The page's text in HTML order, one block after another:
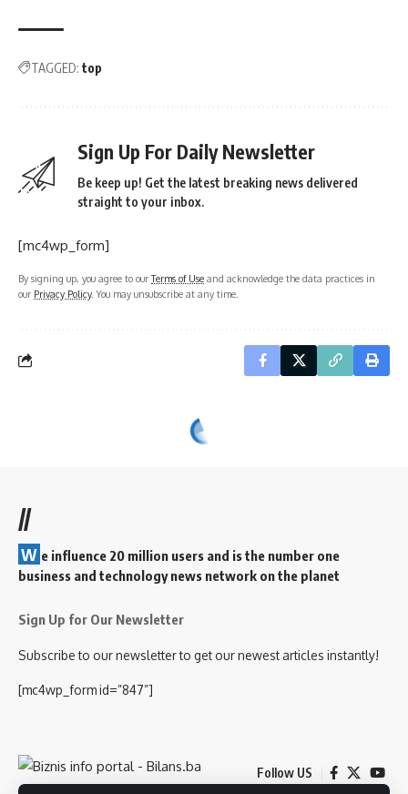
TAGGED: top
Sign Up For Daily Newsletter
Be keep up! Get the latest breaking news delivered
straight to your inbox.
[mc4wp_form]
By signing up, you agree to ourTerms of Use and acknowledge the data practices in
our Privacy Policy. You may unsubscribe at any time.
//
W e influence 20 million users and is the number one
business and technology news network on the planet
Sign Up for Our Newsletter
Subscribe to our newsletter to get our newest articles instantly!
[mc4wp_form id=”847”]
Follow US